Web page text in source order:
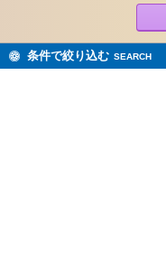
条件で絞り込む SEARCH